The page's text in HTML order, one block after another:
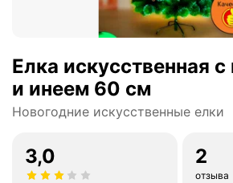
Елка искусственная
и инеем 60 см
Новогодние искусственные елки
3,0 2
отзыва